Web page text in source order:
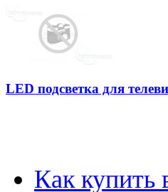
LED подсветка для
Как купить